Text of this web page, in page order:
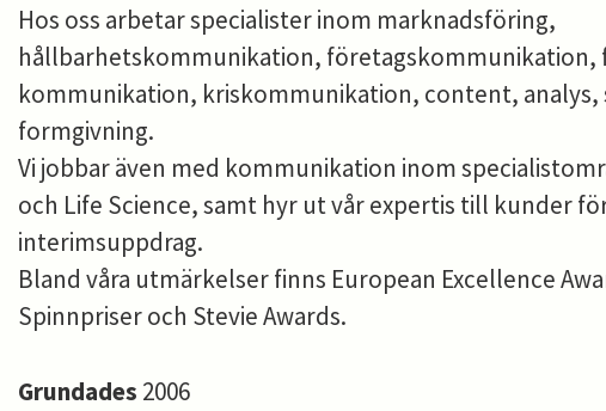
Hos oss arbetar specialister inom marknadsföring,
hållbarhetskommunikation, företagskommunikation,
kommunikation, kriskommunikation, content, analys,
formgivning.
Vi jobbar även med kommunikation inom
och Life Science, samt hyr ut vår expertis till kunder
interimsuppdrag.
Bland våra utmärkelser finns European Excellence
Spinnpriser och Stevie Awards.
Grundades 2006